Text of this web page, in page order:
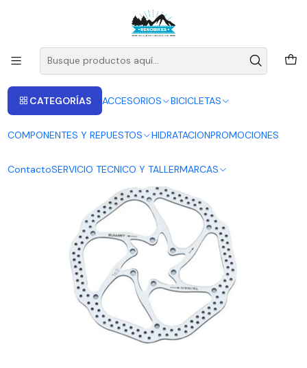
CATEGORÍAS ACCESORIOS BICICLETAS
COMPONENTES Y REPUESTOS HIDRATACIONPROMOCIONES
ContactoSERVICIO TECNICO Y TALLERMARCAS
ENVIOS A LAS RECIONES V - IV - RM DESDE 2.990